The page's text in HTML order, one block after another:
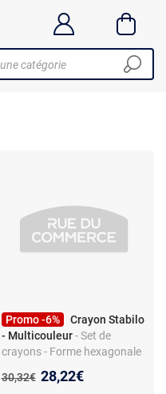
Promo -6%
Crayon Stabilo
- Multicouleur - Set de
crayons - Forme hexagonale
plastique
Ancien prix :
30,32€ Nouveau prix :
28,22€